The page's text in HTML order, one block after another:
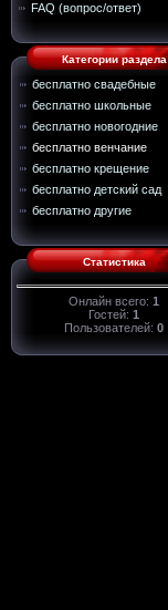
FAQ (вопрос/ответ)
Категории раздела
бесплатно свадебные
бесплатно школьные
бесплатно новогодние
бесплатно венчание
бесплатно крещение
бесплатно детский сад
бесплатно другие
Статистика
Онлайн всего: 1
Гостей: 1
Пользователей: 0